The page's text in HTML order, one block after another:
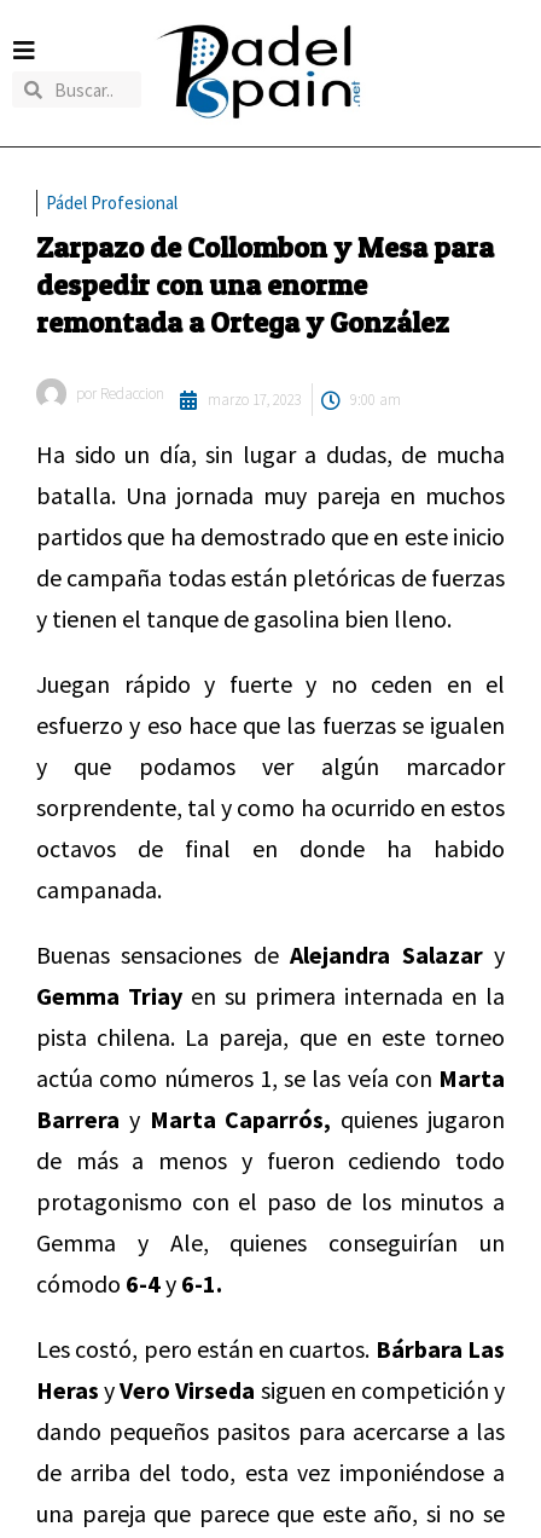
Pádel Profesional
Zarpazo de Collombon y Mesa para
despedir con una enorme
remontada a Ortega y González
por Redaccion marzo 17, 2023 9:00 am
Ha sido un día, sin lugar a dudas, de mucha
batalla. Una jornada muy pareja en muchos
partidos que ha demostrado que en este inicio
de campaña todas están pletóricas de fuerzas
y tienen el tanque de gasolina bien lleno.
Juegan rápido y fuerte y no ceden en el
esfuerzo y eso hace que las fuerzas se igualen
y que podamos ver algún marcador
sorprendente, tal y como ha ocurrido en estos
octavos de final en donde ha habido
campanada.
Buenas sensaciones deAlejandra Salazary
Gemma Triay en su primera internada en la
pista chilena. La pareja, que en este torneo
actúa como números 1, se las veía con Marta
Barrera y Marta Caparrós, quienes jugaron
de más a menos y fueron cediendo todo
protagonismo con el paso de los minutos a
Gemma y Ale, quienes conseguirían un
cómodo 6-4y 6-1.
Les costó, pero están en cuartos. Bárbara Las
Heras yVero Virseda siguen en competición y
dando pequeños pasitos para acercarse a las
de arriba del todo, esta vez imponiéndose a
una pareja que parece que este año, si no se